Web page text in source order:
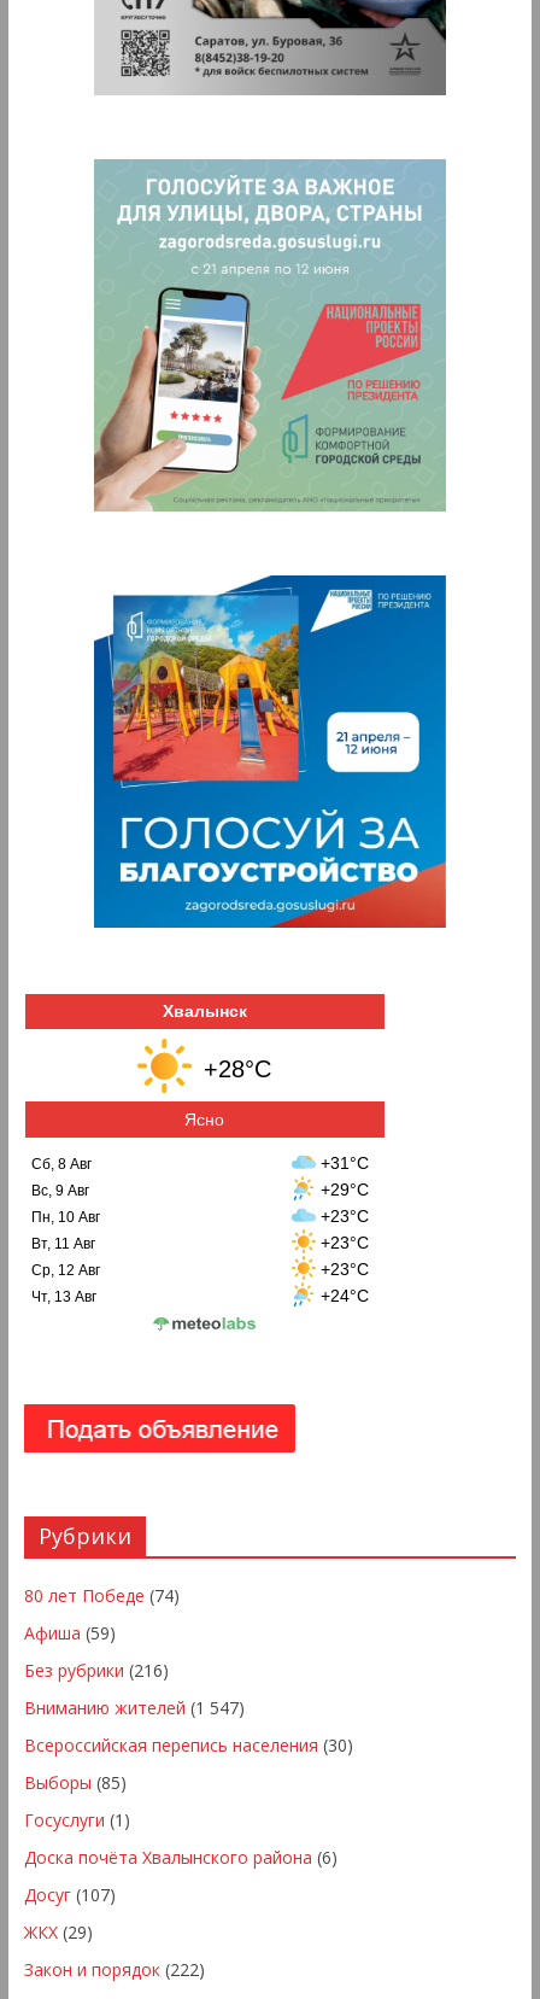
Хвалынск
+28°C
Ясно
Сб, 8 Авг +31°C
Вс, 9 Авг +29°C
Пн, 10 Авг +23°C
Вт, 11 Авг +23°C
Ср, 12 Авг +23°C
Чт, 13 Авг +24°C
Рубрики
80 лет Победе (74)
Афиша (59)
Без рубрики (216)
Вниманию жителей (1 547)
Всероссийская перепись населения (30)
Выборы (85)
Госуслуги (1)
Доска почёта Хвалынского района (6)
Досуг(107)
ЖКХ(29)
Закон и порядок(222)